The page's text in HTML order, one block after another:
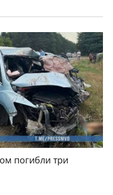
погибли три